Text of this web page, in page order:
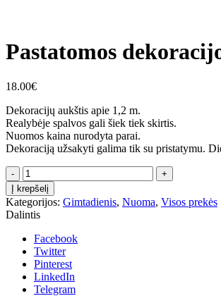
Pastatomos
18.00€
Dekoracijų aukštis apie 1,2 m.
Realybėje spalvos gali šiek tiek skirtis.
Nuomos kaina nurodyta parai.
Dekoraciją užsakyti galima tik su pristatymu.
produkto
kiekis:
Pastatomos
dekoracijos
Pimpačkiukai,
2
vnt.
Į krepšelį
Kategorijos: Gimtadienis, Nuoma, Visos prekės
Dalintis
Facebook
Twitter
Pinterest
LinkedIn
Telegram